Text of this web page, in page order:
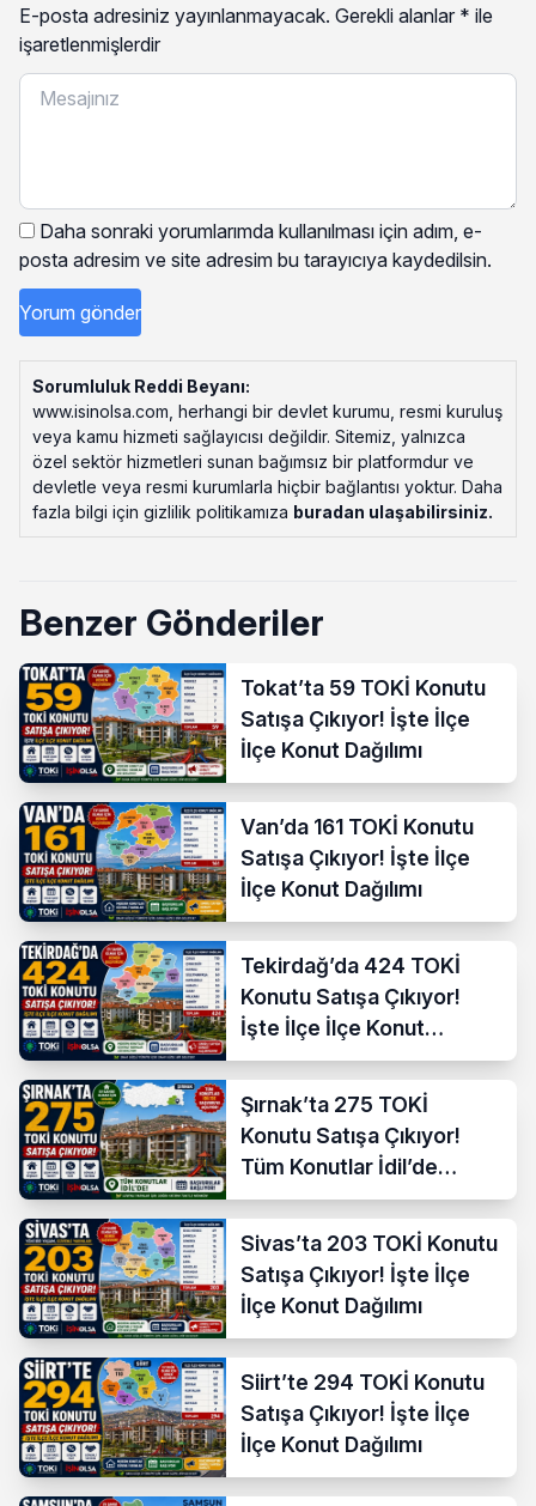
E-posta adresiniz yayınlanmayacak. Gerekli alanlar * ile
işaretlenmişlerdir
Daha sonraki yorumlarımda kullanılması için adım, e-
posta adresim ve site adresim bu tarayıcıya kaydedilsin.
Sorumluluk Reddi Beyanı:
www.isinolsa.com, herhangi bir devlet kurumu, resmi kuruluş
veya kamu hizmeti sağlayıcısı değildir. Sitemiz, yalnızca
özel sektör hizmetleri sunan bağımsız bir platformdur ve
devletle veya resmi kurumlarla hiçbir bağlantısı yoktur. Daha
fazla bilgi için gizlilik politikamıza buradan ulaşabilirsiniz.
Benzer Gönderiler
Tokat’ta 59 TOKİ Konutu
Satışa Çıkıyor! İşte İlçe
İlçe Konut Dağılımı
Van’da 161 TOKİ Konutu
Satışa Çıkıyor! İşte İlçe
İlçe Konut Dağılımı
Tekirdağ’da 424 TOKİ
Konutu Satışa Çıkıyor!
İşte İlçe İlçe Konut
Dağılımı
Şırnak’ta 275 TOKİ
Konutu Satışa Çıkıyor!
Tüm Konutlar İdil’de
Başvuruya Açılıyor
Sivas’ta 203 TOKİ Konutu
Satışa Çıkıyor! İşte İlçe
İlçe Konut Dağılımı
Siirt’te 294 TOKİ Konutu
Satışa Çıkıyor! İşte İlçe
İlçe Konut Dağılımı